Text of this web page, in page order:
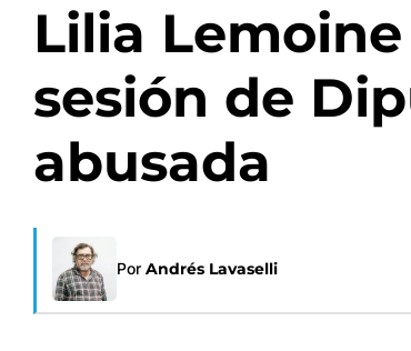
Lilia
sesión de
abusada
Por Andrés Lavaselli